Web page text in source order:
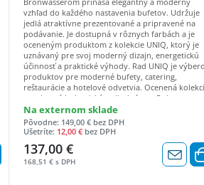
vzhľad do každého nastavenia bufetov. Udržuje
jedlá atraktívne prezentované a pripravené na
podávanie. Je dostupná v rôznych farbách a je
oceneným produktom z kolekcie UNIQ, ktorý je
uznávaný pre svoj moderný dizajn, energetickú
účinnosť a praktické výhody. Rad UNIQ je
produktov pre moderné bufety, catering,
reštaurácie a hotelové odvetvia. Ocenená
navrhnutá holandským dizajnérom Robertom
Bronwasserom. Spája moderný dizajn s vysoko
kvalitným remeselným spracovaním. Nadčasová
farebná paleta, ktorá dopĺňa prezentáciu jedla a
nápojov na bufetoch. Jeho jedinečná
pozornosť venovaná detailom z neho robia
doplnok každého bufetu. Konštrukcia je
Na externom sklade
Pôvodne: 149,00 € bez DPH
Ušetríte: 12,00 € bez DPH
137,00 €
168,51 € s DPH